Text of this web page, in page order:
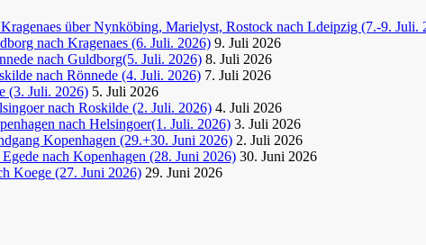
über Nynköbing, Marielyst, Rostock nach Ldeipzig (7.-9. Juli.
nach Kragenaes (6. Juli. 2026) 9. Juli 2026
nach Guldborg(5. Juli. 2026) 8. Juli 2026
nach Rönnede (4. Juli. 2026) 7. Juli 2026
(3. Juli. 2026) 5. Juli 2026
nach Roskilde (2. Juli. 2026) 4. Juli 2026
nach Helsingoer(1. Juli. 2026) 3. Juli 2026
Kopenhagen (29.+30. Juni 2026) 2. Juli 2026
nach Kopenhagen (28. Juni 2026) 30. Juni 2026
Koege (27. Juni 2026) 29. Juni 2026